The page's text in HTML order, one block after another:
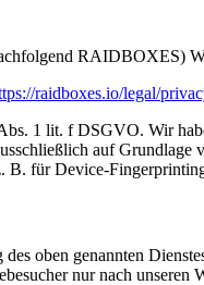
RAIDBOXES)
raidboxes.io/legal/
1 lit. f DSGVO. Wir
auf
B. für Device-
oben genannten
nur nach